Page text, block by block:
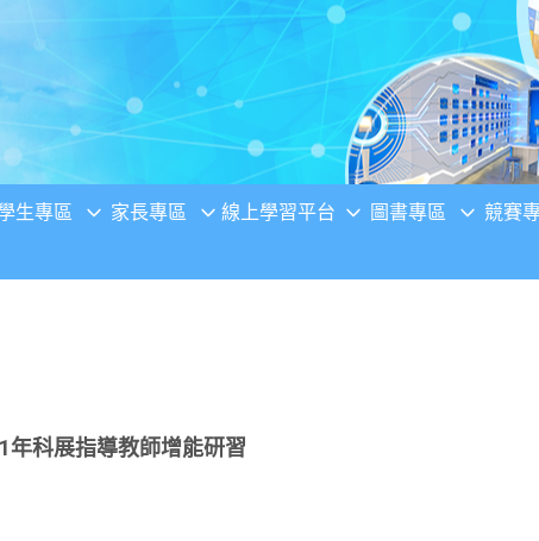
生專區 家長專區 線上學習平台 圖書專區 競賽
年科展指導教師增能研習